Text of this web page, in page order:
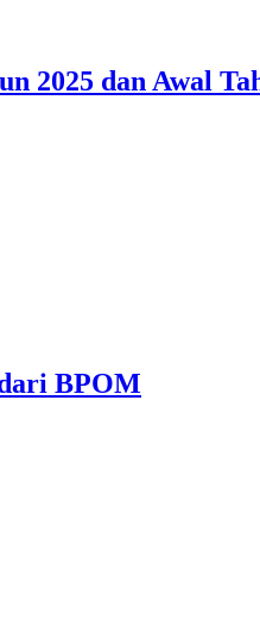
2025 dan Awal
BPOM